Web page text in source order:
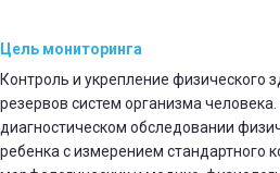
Цель мониторинга
Контроль и укрепление физического
резервов систем организма
диагностическом обследовании
ребенка с измерением стандартного